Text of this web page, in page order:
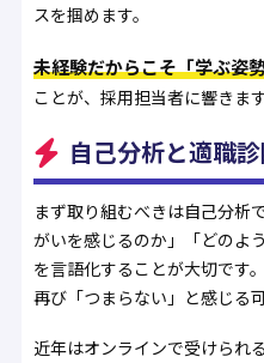
スを掴めます。
未経験だからこそ「学ぶ姿
ことが、採用担当者に響きます
自己分析と適職
まず取り組むべきは自己分析
がいを感じるのか」「どのよ
を言語化することが大切です
再び「つまらない」と感じる
近年はオンラインで受けられ